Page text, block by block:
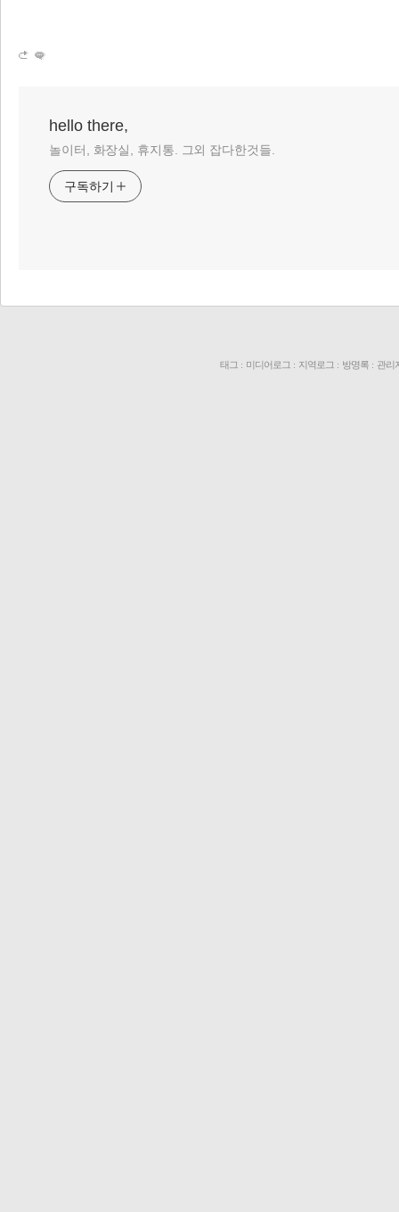
hello there,
놀이터, 화장실, 휴지통. 그외 잡다한것들.
구독하기
태그 : 미디어로그 : 지역로그 : 방명록 : 관리